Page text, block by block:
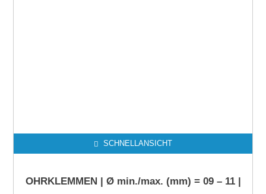
SCHNELLANSICHT
OHRKLEMMEN | Ø min./max. (mm) = 09 – 11 |